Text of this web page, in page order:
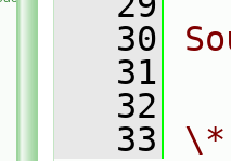
   30
   31
   32
   33